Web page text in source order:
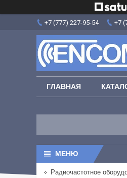
+7 (777) 227-95-54 +7
ГЛАВНАЯ
Радиочастотное